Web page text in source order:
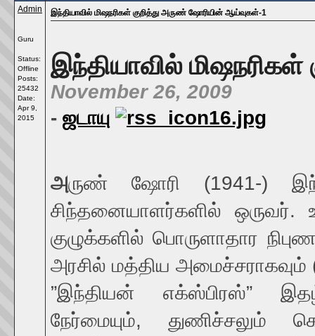
Admin
Guru
Status:
Offline
Posts:
25432
Date:
Apr 9,
2015
இந்தியாவில் மிஷநரிகள் குறித்து அருண் ஷோரியின் ஆய்வுகள்-1
இந்தியாவில்
November 26, 2009
- ஜடாயு
அருண் ஷோரி (1941-)
சிந்தனையாளர்களில் ஒருவர்.
குழுக்களில் பொருளாதார
அரசில் மத்திய
”இந்தியன் எக்ஸ்பிரஸ்”
நேர்மையும், துணிச்சலும்